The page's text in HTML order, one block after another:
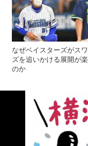
なぜベイスターズがス
ズを追いかける展開が
のか